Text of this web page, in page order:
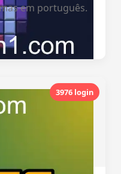
em português.
3976 login